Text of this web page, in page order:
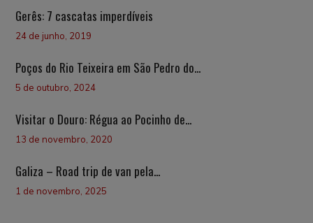
Gerês: 7 cascatas imperdíveis
24 de junho, 2019
Poços do Rio Teixeira em São Pedro do...
5 de outubro, 2024
Visitar o Douro: Régua ao Pocinho de...
13 de novembro, 2020
Galiza – Road trip de van pela...
1 de novembro, 2025